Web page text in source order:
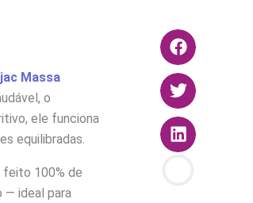
Massa
o
ele funciona
equilibradas.
feito 100% de
— ideal para